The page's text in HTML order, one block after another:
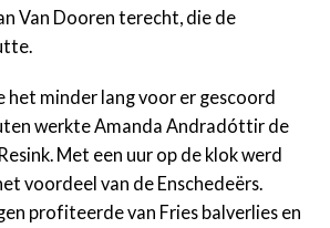
Van Dooren terecht, die de
het minder lang voor er gescoord
werkte Amanda Andradóttir de
Met een uur op de klok werd
voordeel van de Enschedeërs.
profiteerde van Fries balverlies en